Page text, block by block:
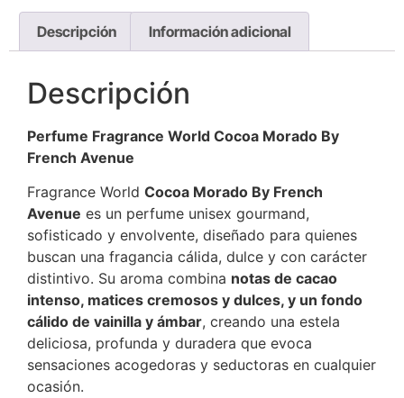
Descripción Información adicional
Descripción
Perfume Fragrance World Cocoa Morado By
French Avenue
Fragrance World Cocoa Morado By French
Avenue es un perfume unisex gourmand,
sofisticado y envolvente, diseñado para quienes
buscan una fragancia cálida, dulce y con carácter
distintivo. Su aroma combina notas de cacao
intenso, matices cremosos y dulces, y un fondo
cálido de vainilla y ámbar, creando una estela
deliciosa, profunda y duradera que evoca
sensaciones acogedoras y seductoras en cualquier
ocasión.